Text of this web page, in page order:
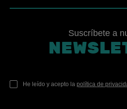
Suscríbete a
He leído y acepto la política de